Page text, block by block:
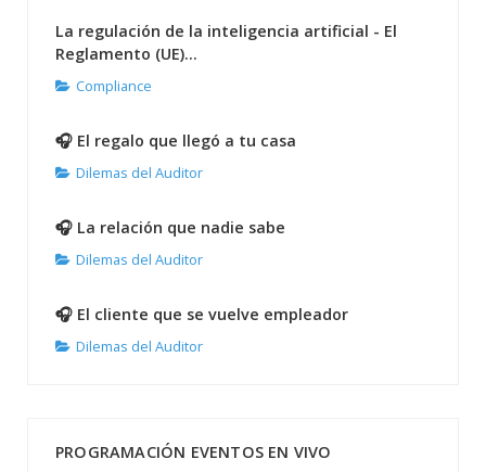
La regulación de la inteligencia artificial - El
Reglamento (UE)...
Compliance
🎧 El regalo que llegó a tu casa
Dilemas del Auditor
🎧 La relación que nadie sabe
Dilemas del Auditor
🎧 El cliente que se vuelve empleador
Dilemas del Auditor
PROGRAMACIÓN EVENTOS EN VIVO